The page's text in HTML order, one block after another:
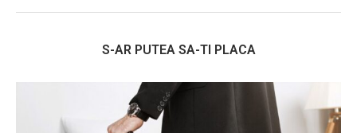
S-AR PUTEA SA-TI PLACA